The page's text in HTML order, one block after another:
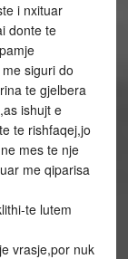
i nxituar
donte te
siguri do
te gjelbera
ishujt e
te rishfaqej,jo
mes te nje
me qiparisa
te lutem
vrasje,por nuk